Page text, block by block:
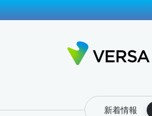
新着情報